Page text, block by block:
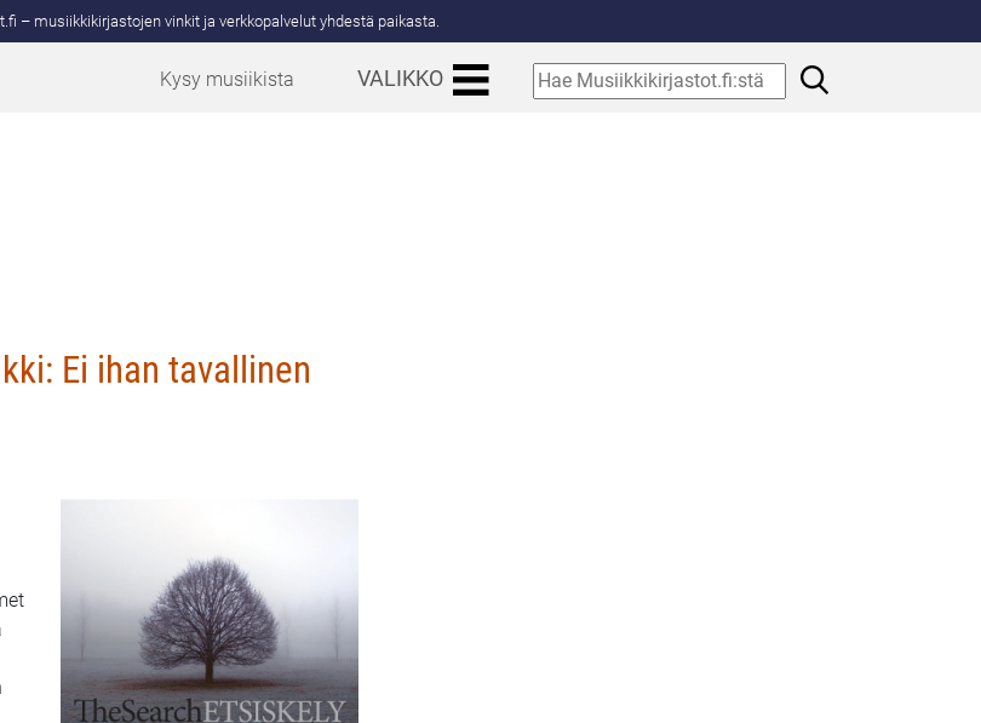
– musiikkikirjastojen vinkit ja verkkopalvelut yhdestä paikasta.
Kysy musiikista VALIKKO Hae
Ei ihan tavallinen